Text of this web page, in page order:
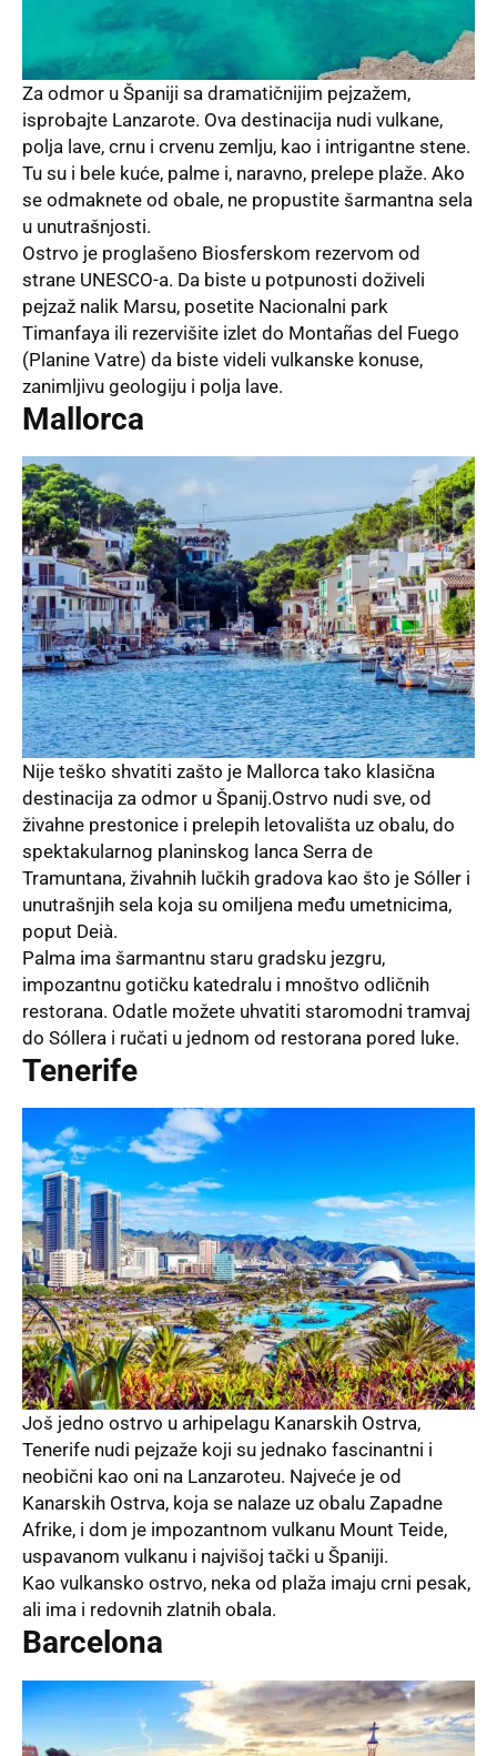
Za odmor u Španiji sa dramatičnijim pejzažem,
isprobajte Lanzarote. Ova destinacija nudi vulkane,
polja lave, crnu i crvenu zemlju, kao i intrigantne stene.
Tu su i bele kuće, palme i, naravno, prelepe plaže. Ako
se odmaknete od obale, ne propustite šarmantna sela
u unutrašnjosti.
Ostrvo je proglašeno Biosferskom rezervom od
strane UNESCO-a. Da biste u potpunosti doživeli
pejzaž nalik Marsu, posetite Nacionalni park
Timanfaya ili rezervišite izlet do Montañas del Fuego
(Planine Vatre) da biste videli vulkanske konuse,
zanimljivu geologiju i polja lave.
Mallorca
Nije teško shvatiti zašto je Mallorca tako klasična
destinacija za odmor u Španij.Ostrvo nudi sve, od
živahne prestonice i prelepih letovališta uz obalu, do
spektakularnog planinskog lanca Serra de
Tramuntana, živahnih lučkih gradova kao što je Sóller i
unutrašnjih sela koja su omiljena među umetnicima,
poput Deià.
Palma ima šarmantnu staru gradsku jezgru,
impozantnu gotičku katedralu i mnoštvo odličnih
restorana. Odatle možete uhvatiti staromodni tramvaj
do Sóllera i ručati u jednom od restorana pored luke.
Tenerife
Još jedno ostrvo u arhipelagu Kanarskih Ostrva,
Tenerife nudi pejzaže koji su jednako fascinantni i
neobični kao oni na Lanzaroteu. Najveće je od
Kanarskih Ostrva, koja se nalaze uz obalu Zapadne
Afrike, i dom je impozantnom vulkanu Mount Teide,
uspavanom vulkanu i najvišoj tački u Španiji.
Kao vulkansko ostrvo, neka od plaža imaju crni pesak,
ali ima i redovnih zlatnih obala.
Barcelona